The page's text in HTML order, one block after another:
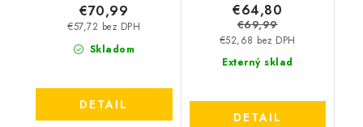
Skladom
€57,72 bez DPH
€70,99
DETAIL
Externý sklad
€52,68 bez DPH
€64,80
€69,99
DETAIL